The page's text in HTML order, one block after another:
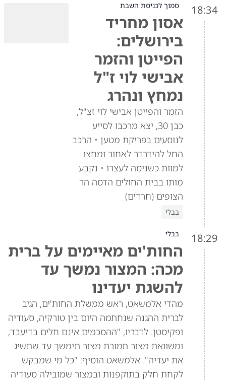
18:34 סמוך לכניסת השבת
אסון מחריד
בירושלים:
הפייטן והזמר
אבישי לוי ז"ל
נמחץ ונהרג
הזמר והפייטן אבישי לוי זצ"ל,
כבן 30, יצא מרכבו לסייע
לנוסעים בפריקת מטען • הרכב
החל להידרדר לאחור ומחצו
למוות כשניסה לעצרו • נקבע
מותו בבית החולים הדסה הר
הצופים (חרדים)
בבלי
18:29 בבלי
החות'ים מאיימים על ברית
מכה: המצור נמשך עד
להשגת יעדינו
מהדי אלמשאט, ראש ממשלת החות'ים, הגיב
לברית ההגנה שנחתמה היום בין טורקיה, סעודיה
ופקיסטן. לדבריו, "ההסכמים אינם חלים בדיעבד,
ומשוואת מצור תמורת מצור תימשך עד שתשיג
את יעדיה". אלמשאט הוסיף: "כל מי שמבקש
לקחת חלק בתוקפנות ובמצור שמובילה סעודיה